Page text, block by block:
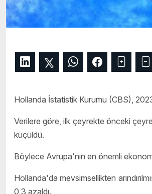
Hollanda İstatistik Kurumu (CBS),
Verilere göre, ilk çeyrekte önceki
küçüldü.
Böylece Avrupa'nın en önemli
Hollanda'da mevsimsellikten
0,3 azaldı.